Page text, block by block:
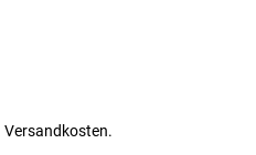
Versandkosten.